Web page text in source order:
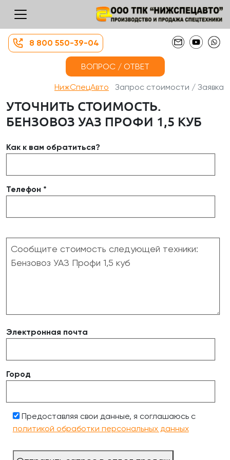
8 800 550-39-04
ВОПРОС / ОТВЕТ
НижСпецАвто Запрос стоимости / Заявка
УТОЧНИТЬ СТОИМОСТЬ.
БЕНЗОВОЗ УАЗ ПРОФИ 1,5 КУБ
Как к вам обратиться?
Телефон *
Электронная почта
Город
Предоставляя свои данные, я соглашаюсь с
политикой обработки персональных данных